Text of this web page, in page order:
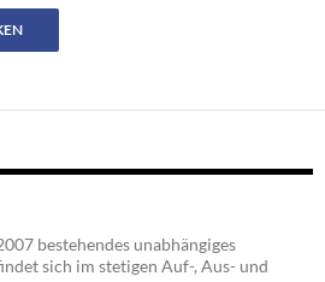
bestehendes unabhängiges
sich im stetigen Auf-, Aus- und